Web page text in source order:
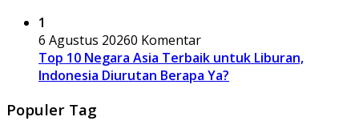
1
6 Agustus 20260 Komentar
Top 10 Negara Asia Terbaik untuk Liburan,
Indonesia Diurutan Berapa Ya?
Populer Tag